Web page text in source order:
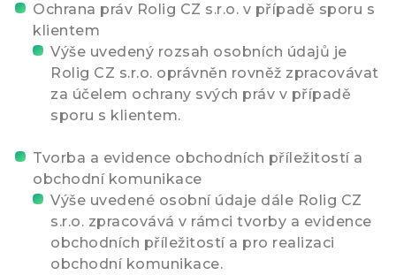
Ochrana práv Rolig CZ s.r.o. v případě sporu s
klientem
Výše uvedený rozsah osobních údajů je
Rolig CZ s.r.o. oprávněn rovněž zpracovávat
za účelem ochrany svých práv v případě
sporu s klientem.
Tvorba a evidence obchodních příležitostí a
obchodní komunikace
Výše uvedené osobní údaje dále Rolig CZ
s.r.o. zpracovává v rámci tvorby a evidence
obchodních příležitostí a pro realizaci
obchodní komunikace.